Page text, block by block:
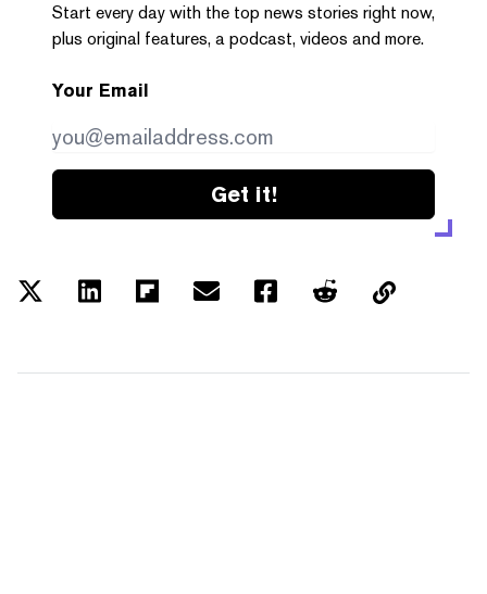
Start every day with the top news stories right now,
plus original features, a podcast, videos and more.
Your Email
Get it!